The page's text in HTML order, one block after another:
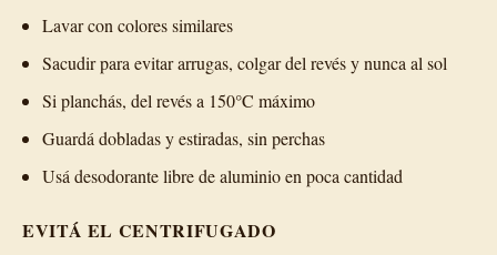
Lavar con colores similares
Sacudir para evitar arrugas, colgar del revés y nunca al sol
Si planchás, del revés a 150°C máximo
Guardá dobladas y estiradas, sin perchas
Usá desodorante libre de aluminio en poca cantidad
EVITÁ EL CENTRIFUGADO